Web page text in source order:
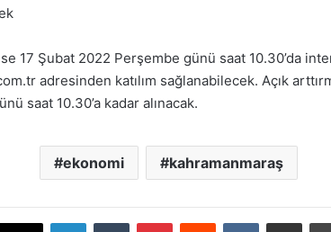
17 Şubat 2022 Perşembe günü saat 10.30’da
adresinden katılım sağlanabilecek. Açık
saat 10.30’a kadar alınacak.
ekonomi kahramanmaraş
LinkedInTumblr PinterestReddit VKontakte
E-Posta ile